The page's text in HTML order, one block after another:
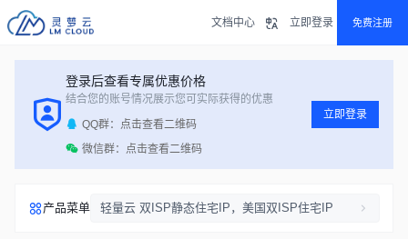
文档中心 立即登录 免费注册
登录后查看专属优惠价格
结合您的账号情况展示您可实际获得的优惠
QQ群：点击查看二维码
微信群：点击查看二维码
立即登录
产品菜单 轻量云 双ISP静态住宅IP，美国双ISP住宅IP